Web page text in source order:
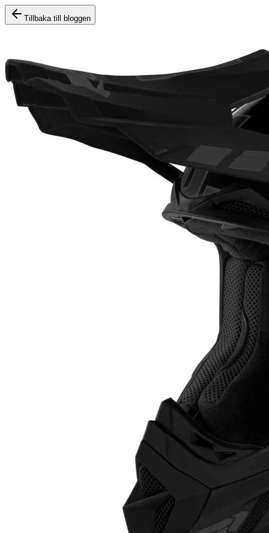
Tillbaka till bloggen